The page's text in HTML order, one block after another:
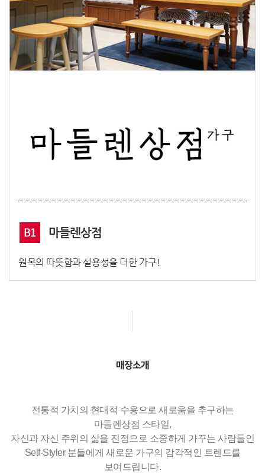
B1 마들렌상점
원목의 따뜻함과 실용성을 더한 가구!
매장소개
전통적 가치의 현대적 수용으로 새로움을 추구하는
마들렌상점 스타일,
자신과 자신 주위의 삶을 진정으로 소중하게 가꾸는 사람들인
Self-Styler 분들에게 새로운 가구의 감각적인 트렌드를
보여드립니다.